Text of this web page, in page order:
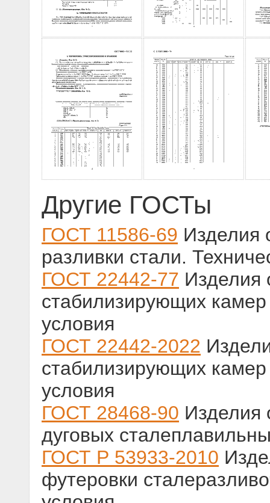
Другие ГОСТы
ГОСТ 11586-69 Изделия
разливки стали.
ГОСТ 22442-77 Изделия
стабилизирующих камер
условия
ГОСТ 22442-2022
стабилизирующих камер
условия
ГОСТ 28468-90 Изделия
дуговых
ГОСТ Р 53933-2010
футеровки